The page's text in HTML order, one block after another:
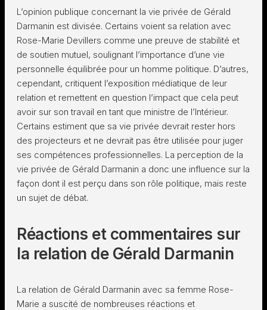
L’opinion publique concernant la vie privée de Gérald
Darmanin est divisée. Certains voient sa relation avec
Rose-Marie Devillers comme une preuve de stabilité et
de soutien mutuel, soulignant l’importance d’une vie
personnelle équilibrée pour un homme politique. D’autres,
cependant, critiquent l’exposition médiatique de leur
relation et remettent en question l’impact que cela peut
avoir sur son travail en tant que ministre de l’Intérieur.
Certains estiment que sa vie privée devrait rester hors
des projecteurs et ne devrait pas être utilisée pour juger
ses compétences professionnelles. La perception de la
vie privée de Gérald Darmanin a donc une influence sur la
façon dont il est perçu dans son rôle politique, mais reste
un sujet de débat.
Réactions et commentaires sur
la relation de Gérald Darmanin
La relation de Gérald Darmanin avec sa femme Rose-
Marie a suscité de nombreuses réactions et